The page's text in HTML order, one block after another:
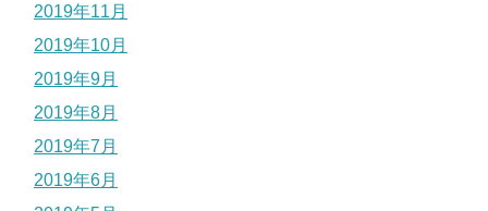
2019年11月
2019年10月
2019年9月
2019年8月
2019年7月
2019年6月